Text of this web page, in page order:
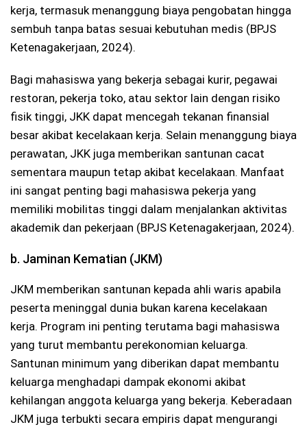
kerja, termasuk menanggung biaya pengobatan hingga
sembuh tanpa batas sesuai kebutuhan medis (BPJS
Ketenagakerjaan, 2024).
Bagi mahasiswa yang bekerja sebagai kurir, pegawai
restoran, pekerja toko, atau sektor lain dengan risiko
fisik tinggi, JKK dapat mencegah tekanan finansial
besar akibat kecelakaan kerja. Selain menanggung biaya
perawatan, JKK juga memberikan santunan cacat
sementara maupun tetap akibat kecelakaan. Manfaat
ini sangat penting bagi mahasiswa pekerja yang
memiliki mobilitas tinggi dalam menjalankan aktivitas
akademik dan pekerjaan (BPJS Ketenagakerjaan, 2024).
b. Jaminan Kematian (JKM)
JKM memberikan santunan kepada ahli waris apabila
peserta meninggal dunia bukan karena kecelakaan
kerja. Program ini penting terutama bagi mahasiswa
yang turut membantu perekonomian keluarga.
Santunan minimum yang diberikan dapat membantu
keluarga menghadapi dampak ekonomi akibat
kehilangan anggota keluarga yang bekerja. Keberadaan
JKM juga terbukti secara empiris dapat mengurangi